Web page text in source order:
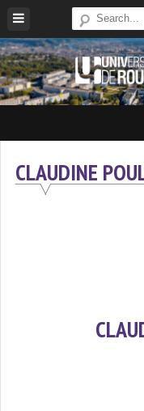
content
CLAUDINE